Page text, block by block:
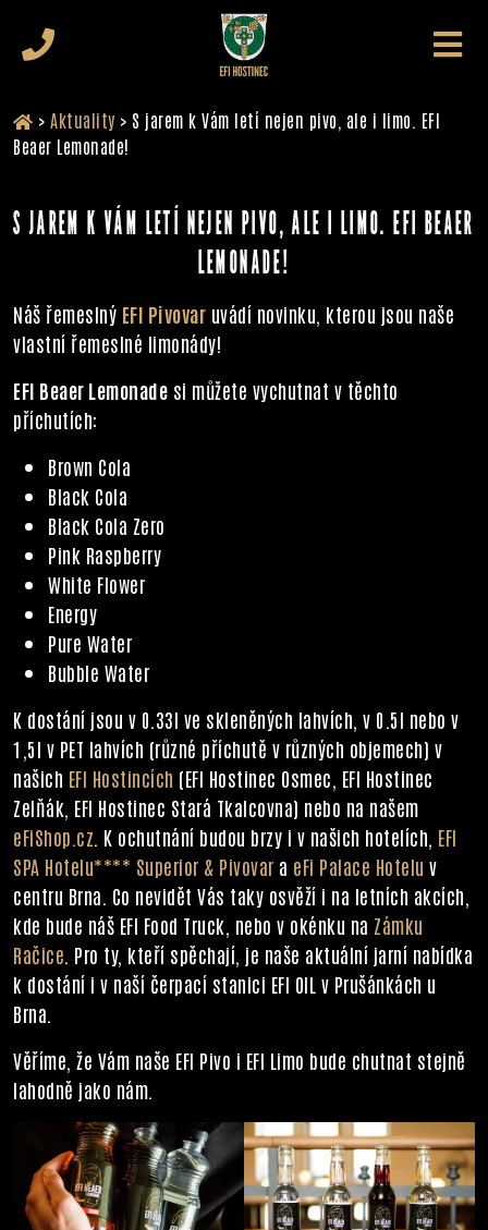
> Aktuality > S jarem k Vám letí nejen pivo, ale i limo. EFI
Beaer Lemonade!
S JAREM K VÁM LETÍ NEJEN PIVO, ALE I LIMO. EFI BEAER
LEMONADE!
Náš řemeslný EFI Pivovar uvádí novinku, kterou jsou naše
vlastní řemeslné limonády!
EFI Beaer Lemonade si můžete vychutnat v těchto
příchutích:
Brown Cola
Black Cola
Black Cola Zero
Pink Raspberry
White Flower
Energy
Pure Water
Bubble Water
K dostání jsou v 0.33l ve skleněných lahvích, v 0.5l nebo v
1,5l v PET lahvích (různé příchutě v různých objemech) v
našich EFI Hostincích (EFI Hostinec Osmec, EFI Hostinec
Zelňák, EFI Hostinec Stará Tkalcovna) nebo na našem
eFiShop.cz . K ochutnání budou brzy i v našich hotelích, EFI
SPA Hotelu**** Superior & Pivovar a eFi Palace Hotelu v
centru Brna. Co nevidět Vás taky osvěží i na letních akcích,
kde bude náš EFI Food Truck, nebo v okénku na Zámku
Račice . Pro ty, kteří spěchají, je naše aktuální jarní nabídka
k dostání i v naší čerpací stanici EFI OIL v Prušánkách u
Brna.
Věříme, že Vám naše EFI Pivo i EFI Limo bude chutnat stejně
lahodně jako nám.